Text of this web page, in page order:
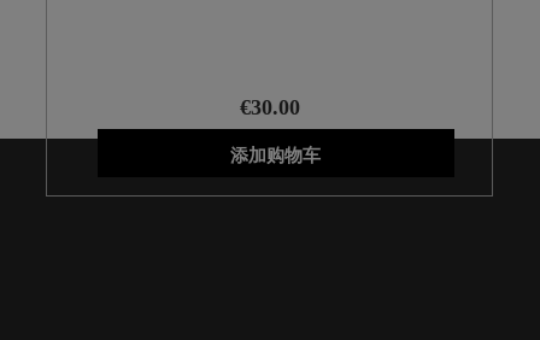
€30.00
添加购物车